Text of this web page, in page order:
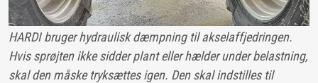
HARDI bruger hydraulisk dæmpning til akselaffjedringen.
Hvis sprøjten ikke sidder plant eller hælder under belastning,
skal den måske tryksættes igen. Den skal indstilles til